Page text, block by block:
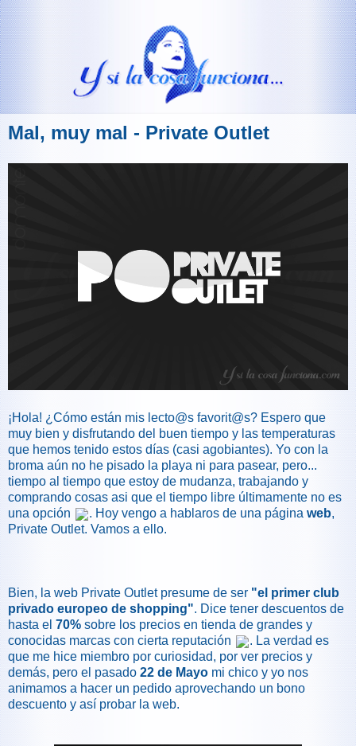
Mal, muy mal - Private Outlet
¡Hola! ¿Cómo están mis lecto@s favorit@s? Espero que
muy bien y disfrutando del buen tiempo y las temperaturas
que hemos tenido estos días (casi agobiantes). Yo con la
broma aún no he pisado la playa ni para pasear, pero...
tiempo al tiempo que estoy de mudanza, trabajando y
comprando cosas asi que el tiempo libre últimamente no es
una opción
. Hoy vengo a hablaros de una páginaweb,
Private Outlet. Vamos a ello.
Bien, la web Private Outlet presume de ser "el primer club
privado europeo de shopping". Dice tener descuentos de
hasta el 70% sobre los precios en tienda de grandes y
conocidas marcas con cierta reputación
. La verdad es
que me hice miembro por curiosidad, por ver precios y
demás, pero el pasado 22 de Mayo mi chico y yo nos
animamos a hacer un pedido aprovechando un bono
descuento y así probar la web.